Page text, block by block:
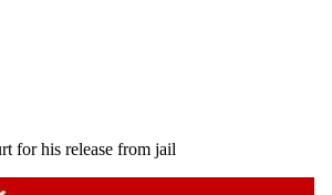
for his release from jail